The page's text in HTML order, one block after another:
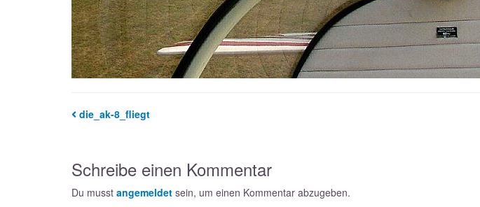
die_ak-8_fliegt
Schreibe einen Kommentar
Du musst angemeldet sein, um einen Kommentar abzugeben.